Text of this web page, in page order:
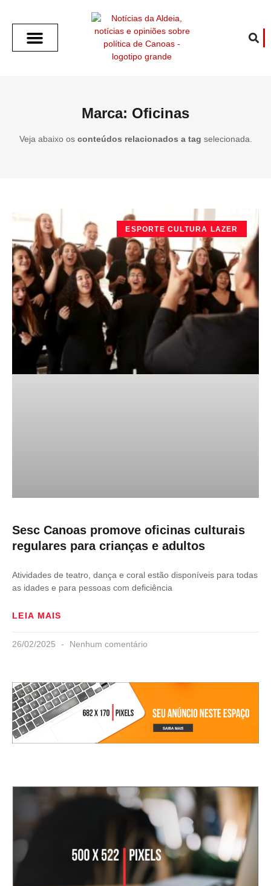
Marca: Oficinas
Veja abaixo os conteúdos relacionados a tag selecionada.
ESPORTE CULTURA LAZER
Sesc Canoas promove oficinas culturais
regulares para crianças e adultos
Atividades de teatro, dança e coral estão disponíveis para todas
as idades e para pessoas com deficiência
LEIA MAIS
26/02/2025 Nenhum comentário